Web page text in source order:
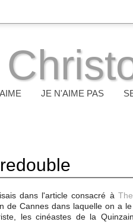
JE N'AIME PAS
dans l'article consacré à
de Cannes dans laquelle on a
les cinéastes de la